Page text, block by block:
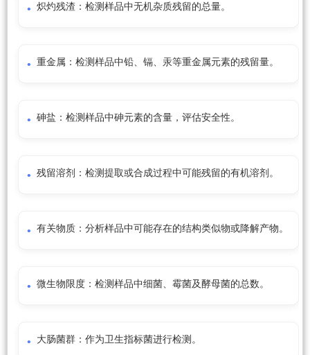
炽灼残渣：检测样品中无机杂质残留的总量。
重金属：检测样品中铅、镉、汞等重金属元素的残留量。
砷盐：检测样品中砷元素的含量，评估安全性。
残留溶剂：检测提取或合成过程中可能残留的有机溶剂。
有关物质：分析样品中可能存在的结构类似物或降解产物。
微生物限度：检测样品中细菌、霉菌及酵母菌的总数。
大肠菌群：作为卫生指标菌进行检测。